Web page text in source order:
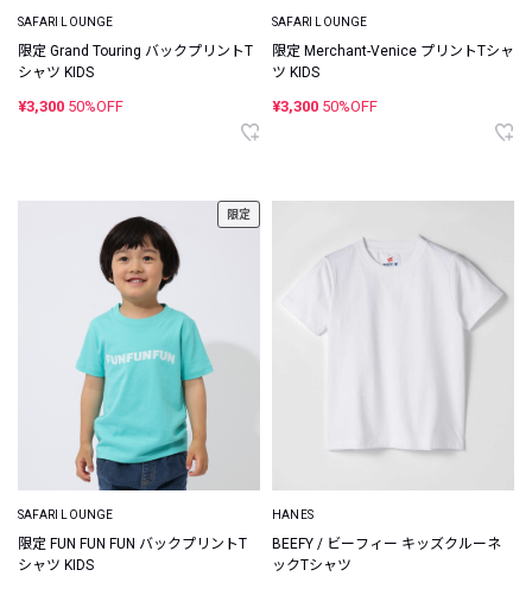
SAFARI LOUNGE
限定 Grand Touring バックプリントT
シャツ KIDS
¥3,300 50%OFF
SAFARI LOUNGE
限定 Merchant-Venice プリントTシャ
ツ KIDS
¥3,300 50%OFF
限定
SAFARI LOUNGE
限定 FUN FUN FUN バックプリントT
シャツ KIDS
HANES
BEEFY / ビーフィー キッズクルーネ
ックTシャツ